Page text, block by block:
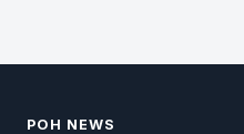
ΡΟΗ NEWS